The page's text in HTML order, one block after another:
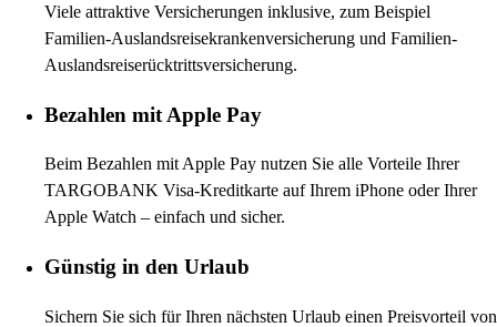
Viele attraktive Versicherungen inklusive, zum Beispiel
Familien-Auslandsreisekrankenversicherung und Familien-
Auslandsreiserücktrittsversicherung.
Bezahlen mit Apple Pay
Beim Bezahlen mit Apple Pay nutzen Sie alle Vorteile Ihrer
TARGOBANK Visa-Kreditkarte auf Ihrem iPhone oder Ihrer
Apple Watch – einfach und sicher.
Günstig in den Urlaub
Sichern Sie sich für Ihren nächsten Urlaub einen Preisvorteil von